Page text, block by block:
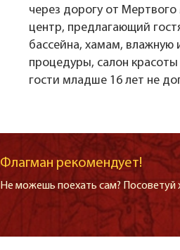
через дорогу от Мертвого
центр, предлагающий
бассейна, хамам, влажную
процедуры, салон
гости младше 16 лет не
Флагман рекомендует!
Не можешь поехать сам? Посоветуй